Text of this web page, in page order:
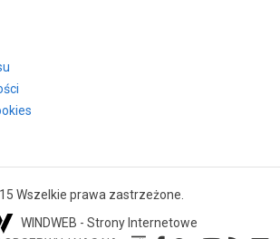
Wszelkie prawa zastrzeżone.
WINDWEB - Strony Internetowe